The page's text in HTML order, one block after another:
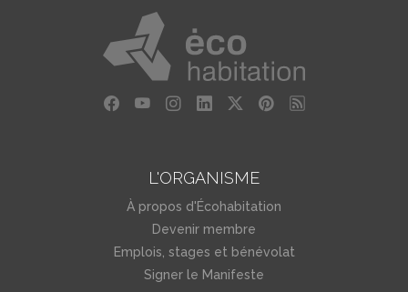
L'ORGANISME
À propos d'Écohabitation
Devenir membre
Emplois, stages et bénévolat
Signer le Manifeste